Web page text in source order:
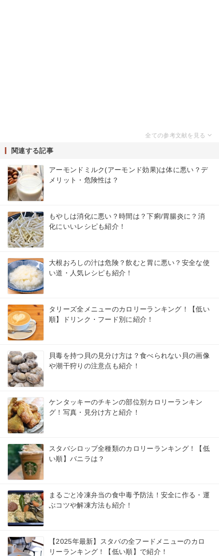
関連する記事
アーモンドミルク(アーモンド効果)は体に悪い？デ
メリット・危険性は？
もやしは消化に悪い？時間は？下痢/胃腸炎に？消
化にいいレシピも紹介！
大根おろしの汁は危険？飲むと胃に悪い？安全な使
い道・人気レシピも紹介！
タリーズ全メニューのカロリーランキング！【低い
順】ドリンク・フード別に紹介！
貝毒を持つ貝の見分け方は？食べられない貝の画像
や潮干狩りの注意点も紹介！
ケンタッキーのチキンの部位別カロリーランキン
グ！写真・見分け方と紹介！
スタバシロップ全種類のカロリーランキング！【低
い順】バニラは？
まるごと冷凍弁当の食中毒予防法！安全に作る・運
ぶコツや解凍方法も紹介！
【2025年最新】スタバの全フードメニューのカロ
リーランキング！【低い順】で紹介！